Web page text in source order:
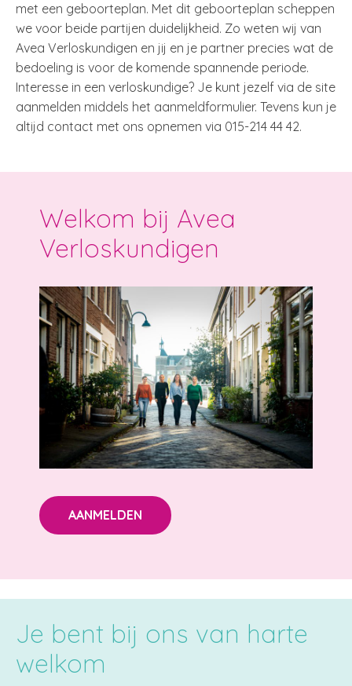
met een geboorteplan. Met dit geboorteplan scheppen
we voor beide partijen duidelijkheid. Zo weten wij van
Avea Verloskundigen en jij en je partner precies wat de
bedoeling is voor de komende spannende periode.
Interesse in een verloskundige? Je kunt jezelf via de site
aanmelden middels het aanmeldformulier. Tevens kun je
altijd contact met ons opnemen via 015-214 44 42.
Welkom bij Avea
Verloskundigen
AANMELDEN
Je bent bij ons van harte
welkom